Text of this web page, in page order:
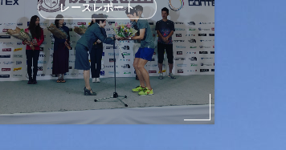
レースレポート